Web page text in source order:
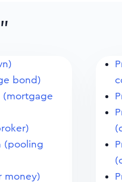
bond)
(mortgage
(pooling
money)